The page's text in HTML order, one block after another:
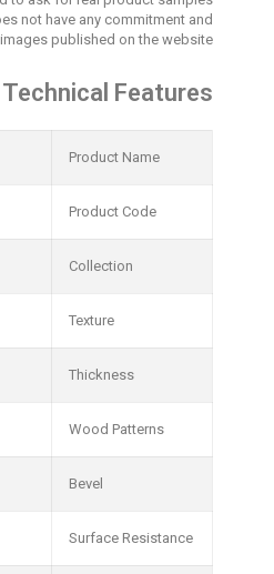
not have any commitment and
published on the website.
Technical Features
Product Name
Product Code
Collection
Texture
Thickness
Wood Patterns
Bevel
Surface Resistance